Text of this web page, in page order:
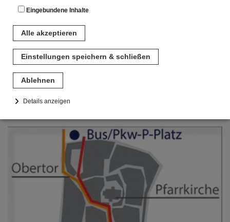
Eingebundene Inhalte
Alle akzeptieren
Einstellungen speichern & schließen
Ablehnen
Details anzeigen
Notwendig
Diese Cookies sind für den Betrieb der Seite unbedingt notwendig.
Hierbei werden keinerlei personenbezogenen Daten gespeichert.
Lediglich eine anonyme Session-ID wird hinterlegt.
Statistik
Diese Website nutzt Matomo Analytics für die Auswertung der
Seitenaufrufe als Statistik. Die hierdurch gespeicherten Daten werden
ausschließlich auf unseren eigenen Servern gespeichert. Eine
Übertragung an Dritte erfolgt nicht. Wir verwenden die Funktion